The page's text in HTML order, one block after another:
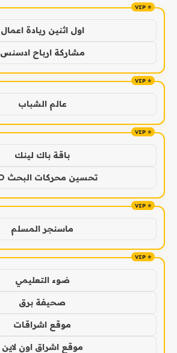
اول اثنين ريادة اعمال
مشاركة ارباح ادسنس
عالم الشباب
باقة باك لينك
تحسين محركات البحث SEO
ماسنجر المسلم
ضوء التعليمي
صحيفة برق
موقع اشراقات
موقع اشراق اون لاين